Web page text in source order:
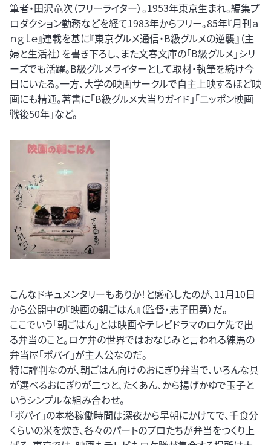
筆者・田沢竜次（フリーライター）。1953年東京生まれ。編集プ
ロダクション勤務などを経て1983年からフリー。85年『月刊ａ
ｎｇｌｅ』連載を基に『東京グルメ通信・B級グルメの逆襲』（主
婦と生活社）を書き下ろし、また文春文庫の「B級グルメ」シリ
ーズでも活躍。B級グルメライターとして取材・執筆を続け今
日にいたる。一方、大学の映画サークルで自主上映するほど映
画にも精通。著書に「B級グルメ大当りガイド」「ニッポン映画
戦後50年」など。
こんなドキュメンタリーもありか！と感心したのが、11月10日
から公開中の『映画の朝ごはん』（監督・志子田勇）だ。
ここでいう「朝ごはん」とは映画やテレビドラマのロケ先で出
る弁当のこと。ロケ弁の世界ではおなじみと言われる練馬の
弁当屋「ポパイ」が主人公なのだ。
特に評判なのが、朝ごはん向けのおにぎり弁当で、いろんな具
が選べるおにぎりが二つと、たくあん、から揚げかゆで玉子と
いうシンプルな組み合わせ。
「ポパイ」の本格稼働時間は深夜から早朝にかけてで、千食分
くらいの米を炊き、各々のパートのプロたちが弁当をつくり上